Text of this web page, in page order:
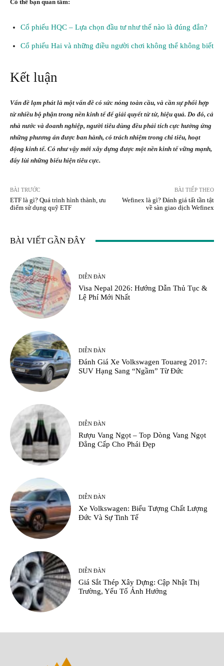
Có thể bạn quan tâm:
Cổ phiếu HQC – Lựa chọn đầu tư như thế nào là đúng đắn?
Cổ phiếu Hai và những điều người chơi không thể không biết
Kết luận
Vấn đề lạm phát là một vấn đề có sức nóng toàn cầu, và cần sự phối hợp
từ nhiều bộ phận trong nền kinh tế để giải quyết từ từ, hiệu quả. Do đó, cả
nhà nước và doanh nghiệp, người tiêu dùng đều phải tích cực hưởng ứng
những phương án được ban hành, có trách nhiệm trong chi tiêu, hoạt
động kinh tế. Có như vậy mới xây dựng được một nền kinh tế vững mạnh,
đẩy lùi những biểu hiện tiêu cực.
BÀI TRƯỚC
ETF là gì? Quá trình hình thành, ưu
điểm sử dụng quỹ ETF
BÀI TIẾP THEO
Wefinex là gì? Đánh giá tất tần tật
về sàn giao dịch Wefinex
BÀI VIẾT GẦN ĐÂY
DIỄN ĐÀN
Visa Nepal 2026: Hướng Dẫn Thủ Tục &
Lệ Phí Mới Nhất
DIỄN ĐÀN
Đánh Giá Xe Volkswagen Touareg 2017:
SUV Hạng Sang “Ngầm” Từ Đức
DIỄN ĐÀN
Rượu Vang Ngọt – Top Dòng Vang Ngọt
Đẳng Cấp Cho Phái Đẹp
DIỄN ĐÀN
Xe Volkswagen: Biểu Tượng Chất Lượng
Đức Và Sự Tinh Tế
DIỄN ĐÀN
Giá Sắt Thép Xây Dựng: Cập Nhật Thị
Trường, Yếu Tố Ảnh Hưởng